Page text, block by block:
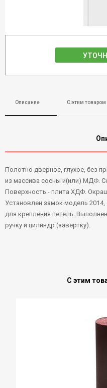
Описание С этим
Полотно дверное, глухое, без
из массива сосны и(или) МДФ.
Поверхность - плита ХДФ.
Установлен замок модель
для крепления петель.
ручку и цилиндр (завертку).
С этим